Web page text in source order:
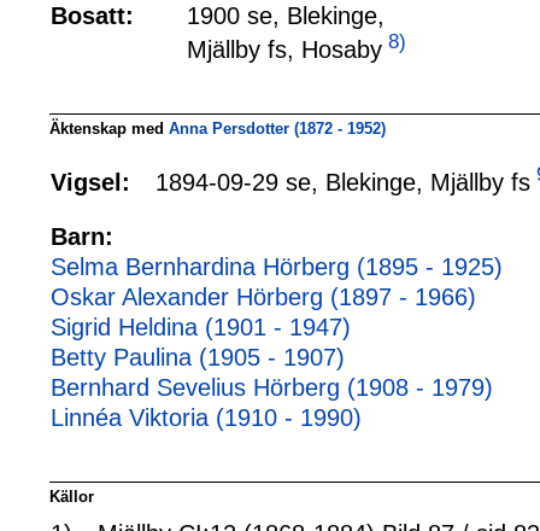
Bosatt:
1900 se, Blekinge,
Mjällby fs, Hosaby 8)
Äktenskap med Anna Persdotter (1872 - 1952)
Vigsel: 1894-09-29 se, Blekinge, Mjällby fs
Barn:
Selma Bernhardina Hörberg (1895 - 1925)
Oskar Alexander Hörberg (1897 - 1966)
Sigrid Heldina (1901 - 1947)
Betty Paulina (1905 - 1907)
Bernhard Sevelius Hörberg (1908 - 1979)
Linnéa Viktoria (1910 - 1990)
Källor